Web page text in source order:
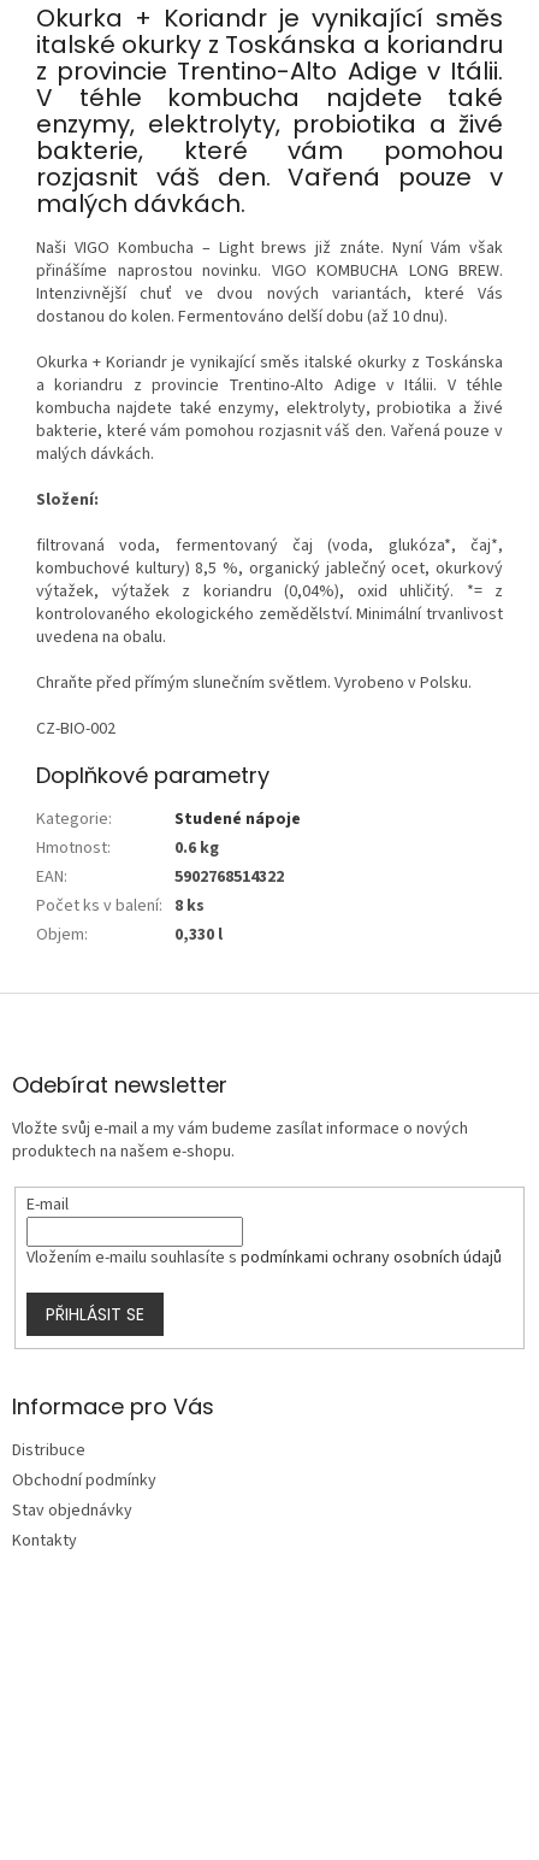
Okurka + Koriandr je vynikající směs
italské okurky z Toskánska a koriandru
z provincie Trentino-Alto Adige v Itálii.
V téhle kombucha najdete také
enzymy, elektrolyty, probiotika a živé
bakterie, které vám pomohou
rozjasnit váš den. Vařená pouze v
malých dávkách.
Naši VIGO Kombucha – Light brews již znáte. Nyní Vám však
přinášíme naprostou novinku. VIGO KOMBUCHA LONG BREW.
Intenzivnější chuť ve dvou nových variantách, které Vás
dostanou do kolen. Fermentováno delší dobu (až 10 dnu).
Okurka + Koriandr je vynikající směs italské okurky z Toskánska
a koriandru z provincie Trentino-Alto Adige v Itálii. V téhle
kombucha najdete také enzymy, elektrolyty, probiotika a živé
bakterie, které vám pomohou rozjasnit váš den. Vařená pouze v
malých dávkách.
Složení:
filtrovaná voda, fermentovaný čaj (voda, glukóza*, čaj*,
kombuchové kultury) 8,5 %, organický jablečný ocet, okurkový
výtažek, výtažek z koriandru (0,04%), oxid uhličitý. *= z
kontrolovaného ekologického zemědělství. Minimální trvanlivost
uvedena na obalu.
Chraňte před přímým slunečním světlem. Vyrobeno v Polsku.
CZ-BIO-002
Doplňkové parametry
Kategorie:
Studené nápoje
Hmotnost:
0.6 kg
EAN:
5902768514322
Počet ks v balení: 8 ks
Objem: 0,330 l
Z
aOdebírat newsletter
Vložte svůj e-mail a my vám budeme zasílat informace o nových
produktech na našem e-shopu.
E-mail
Vložením e-mailu souhlasíte s podmínkami ochrany osobních údajů
PŘIHLÁSIT SE
Informace pro Vás
Distribuce
Obchodní podmínky
Stav objednávky
Kontakty